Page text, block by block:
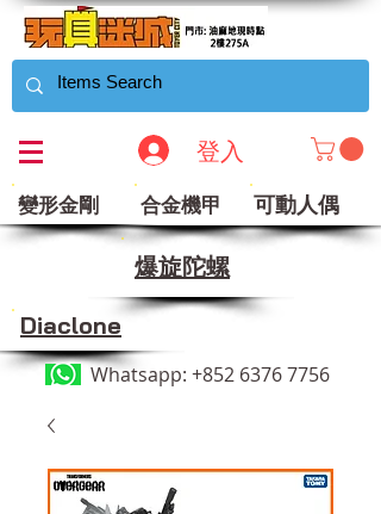
登入
變形金剛 合金機甲 可動人偶
​爆旋陀螺
Diaclone
Whatsapp: +852 6376 7756